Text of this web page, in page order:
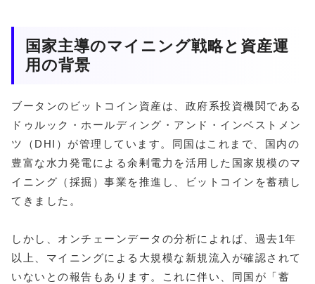
国家主導のマイニング戦略と資産運
用の背景
ブータンのビットコイン資産は、政府系投資機関である
ドゥルック・ホールディング・アンド・インベストメン
ツ（DHI）が管理しています。同国はこれまで、国内の
豊富な水力発電による余剰電力を活用した国家規模のマ
イニング（採掘）事業を推進し、ビットコインを蓄積し
てきました。
しかし、オンチェーンデータの分析によれば、過去1年
以上、マイニングによる大規模な新規流入が確認されて
いないとの報告もあります。これに伴い、同国が「蓄